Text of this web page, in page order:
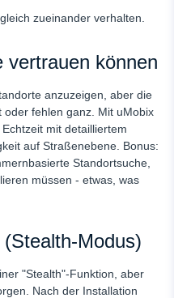
zueinander verhalten.
vertrauen können
anzuzeigen, aber die
fehlen ganz. Mit uMobix
mit detailliertem
auf Straßenebene. Bonus:
Standortsuche,
müssen - etwas, was
Modus)
"Stealth"-Funktion, aber
Nach der Installation